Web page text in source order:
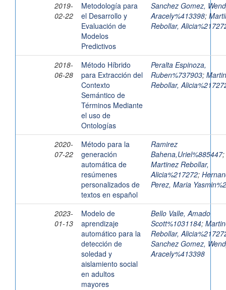
2019-
02-22
Metodología para
el Desarrollo y
Evaluación de
Modelos
Predictivos
Sanchez Gomez,
Aracely%413398;
Rebollar,
2018-
06-28
Método Híbrido
para Extracción del
Contexto
Semántico de
Términos Mediante
el uso de
Ontologías
Peralta Espinoza,
Ruben%737903;
Rebollar,
2020-
07-22
Método para la
generación
automática de
resúmenes
personalizados de
textos en español
Ramirez
Bahena,Uriel%885447;
Martinez Rebollar,
Alicia%217272;
Perez, Maria
2023-
01-13
Modelo de
aprendizaje
automático para la
detección de
soledad y
aislamiento social
en adultos
mayores
Bello Valle, Amado
Scott%1031184;
Rebollar,
Sanchez Gomez,
Aracely%413398